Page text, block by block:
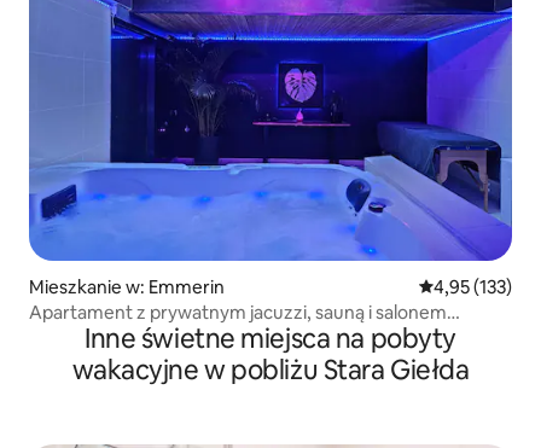
Mieszkanie w: Emmerin Średnia
4,95 (133)
Apartament z prywatnym jacuzzi, sauną i salonem
gimnastycznym
Inne świetne miejsca na pobyty
wakacyjne w pobliżu Stara Giełda